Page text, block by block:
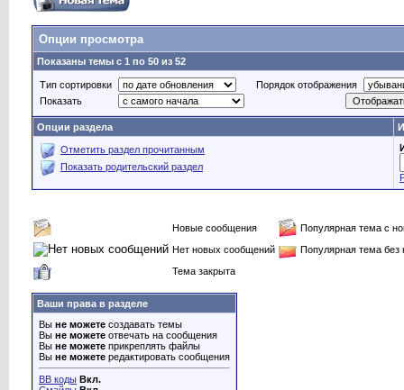
Опции просмотра
Показаны темы с 1 по 50 из 52
Тип сортировки
Порядок отображения
Показать
Опции раздела
Отметить раздел прочитанным
Показать родительский раздел
Новые сообщения
Популярная тема с
Нет новых сообщений
Популярная тема
Тема закрыта
Ваши права в разделе
Вы не можете создавать темы
Вы не можете отвечать на сообщения
Вы не можете прикреплять файлы
Вы не можете редактировать сообщения
BB коды Вкл.